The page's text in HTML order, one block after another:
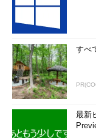
の可能性を広げられ
多くのエンジニアは
悩んでいるだろう。
て、プロジェクトリ
プアップしていくの
はそれだけではない
例えば、映画が大
インターネットを通
すべ
最新